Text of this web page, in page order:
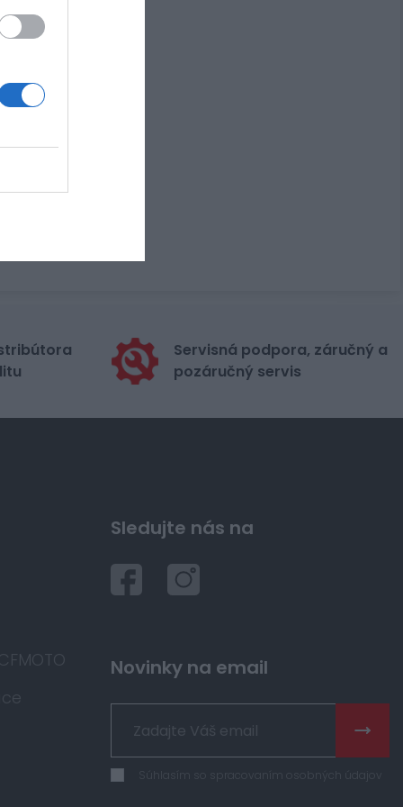
Servisná podpora, záručný a
pozáručný servis
Sledujte nás na
Novinky na email
Súhlasím so spracovaním osobných údajov